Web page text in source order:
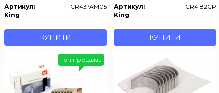
Артикул:
CR437AM05
King
КУПИТИ
Артикул:
CR4182CP
King
КУПИТИ
Топ продажів